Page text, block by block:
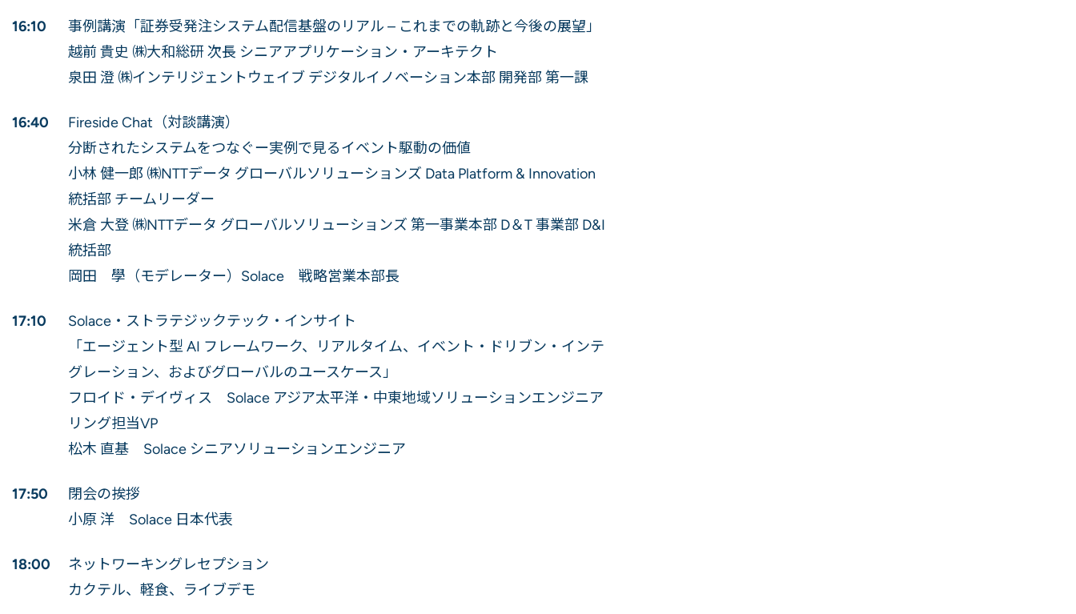
16:10
事例講演「証券受発注システム配信基盤のリアル – これまでの軌跡と今後の展望」
越前 貴史 ㈱大和総研 次長 シニアアプリケーション・アーキテクト
泉田 澄 ㈱インテリジェントウェイブ デジタルイノベーション本部 開発部 第一課
16:40
Fireside Chat（対談講演）
分断されたシステムをつなぐー実例で見るイベント駆動の価値
小林 健一郎 ㈱NTTデータ グローバルソリューションズ Data Platform & Innovation
統括部 チームリーダー
米倉 大登 ㈱NTTデータ グローバルソリューションズ 第一事業本部 D＆T 事業部 D&I
統括部
岡田 學（モデレーター）Solace 戦略営業本部長
17:10
Solace・ストラテジックテック・インサイト
「エージェント型 AI フレームワーク、リアルタイム、イベント・ドリブン・インテ
グレーション、およびグローバルのユースケース」
フロイド・デイヴィス Solace アジア太平洋・中東地域ソリューションエンジニア
リング担当VP
松木 直基 Solace シニアソリューションエンジニア
17:50
閉会の挨拶
小原 洋 Solace 日本代表
18:00
ネットワーキングレセプション
カクテル、軽食、ライブデモ